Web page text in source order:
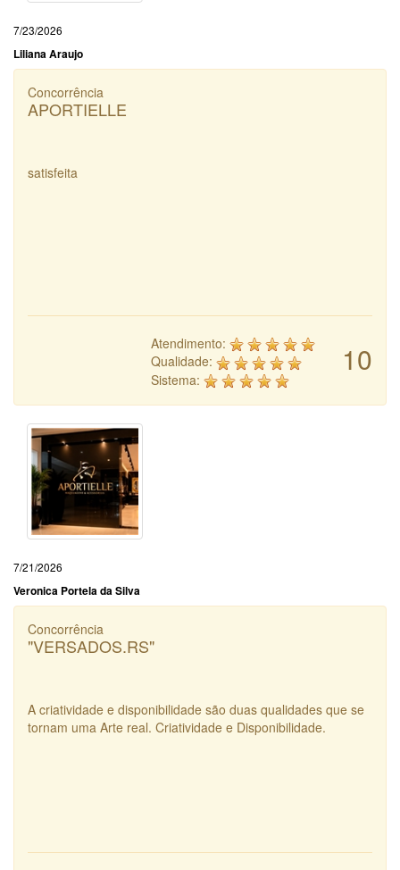
7/23/2026
Liliana Araujo
Concorrência
APORTIELLE
satisfeita
10
Atendimento:
Qualidade:
Sistema:
7/21/2026
Veronica Portela da Silva
Concorrência
"VERSADOS.RS"
A criatividade e disponibilidade são duas qualidades que se
tornam uma Arte real. Criatividade e Disponibilidade.